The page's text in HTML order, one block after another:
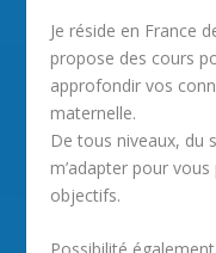
Je réside en France
propose des cours
approfondir vos
maternelle.
De tous niveaux, du
m’adapter pour
objectifs.